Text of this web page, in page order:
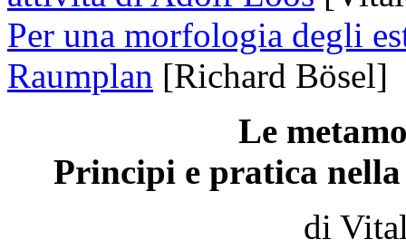
Per una morfologia degli
Raumplan [Richard Bösel]
Le
Principi e pratica
di